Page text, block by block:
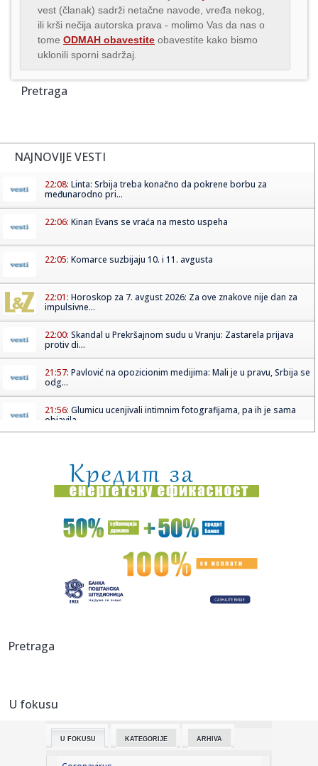
vest (članak) sadrži netačne navode, vređa nekog,
ili krši nečija autorska prava - molimo Vas da nas o
tome ODMAH obavestite obavestite kako bismo
uklonili sporni sadržaj.
Pretraga
NAJNOVIJE VESTI
22:08: Linta: Srbija treba konačno da pokrene borbu za
međunarodno pri...
22:06: Kinan Evans se vraća na mesto uspeha
22:05: Komarce suzbijaju 10. i 11. avgusta
22:01: Horoskop za 7. avgust 2026: Za ove znakove nije dan za
impulsivne...
22:00: Skandal u Prekršajnom sudu u Vranju: Zastarela prijava
protiv di...
21:57: Pavlović na opozicionim medijima: Mali je u pravu, Srbija se
odg...
21:56: Glumicu ucenjivali intimnim fotografijama, pa ih je sama
objavila...
21:52:"Delije" zovu na Marakanu: "Prepoznajemo momenat"
21:49:Bez struje u petak u Zagužanu
Kineski Luxeed RX izgleda kao kombinacija Ferrari
21:43:Madona i Kajli Minog objavljuju prvu zajedničku pesmu
21:41:
21:40:
Beograd spreman za rat bez rukavica – stižu svetski
Pretraga
U fokusu
U FOKUSU KATEGORIJE ARHIVA